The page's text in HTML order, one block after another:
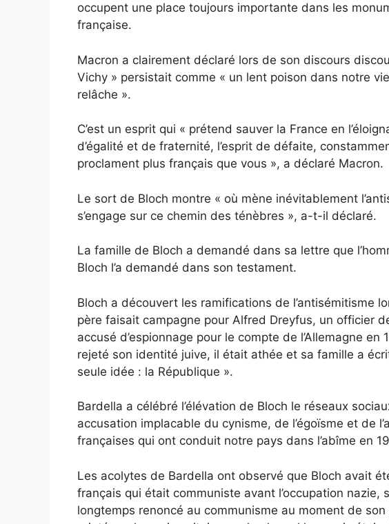
occupent une place toujours importante dans les
française.
Macron a clairement déclaré lors de son discours
Vichy » persistait comme « un lent poison dans notre
relâche ».
C’est un esprit qui « prétend sauver la France en
d’égalité et de fraternité, l’esprit de défaite,
proclament plus français que vous », a déclaré Macron.
Le sort de Bloch montre « où mène inévitablement
s’engage sur ce chemin des ténèbres », a-t-il déclaré.
La famille de Bloch a demandé dans sa lettre que
Bloch l’a demandé dans son testament.
Bloch a découvert les ramifications de l’antisémitisme
père faisait campagne pour Alfred Dreyfus, un officier
accusé d’espionnage pour le compte de l’Allemagne en
rejeté son identité juive, il était athée et sa famille a
seule idée : la République ».
Bardella a célébré l’élévation de Bloch le réseaux
accusation implacable du cynisme, de l’égoïsme et de
françaises qui ont conduit notre pays dans l’abîme en
Les acolytes de Bardella ont observé que Bloch avait
français qui était communiste avant l’occupation nazie,
longtemps renoncé au communisme au moment de